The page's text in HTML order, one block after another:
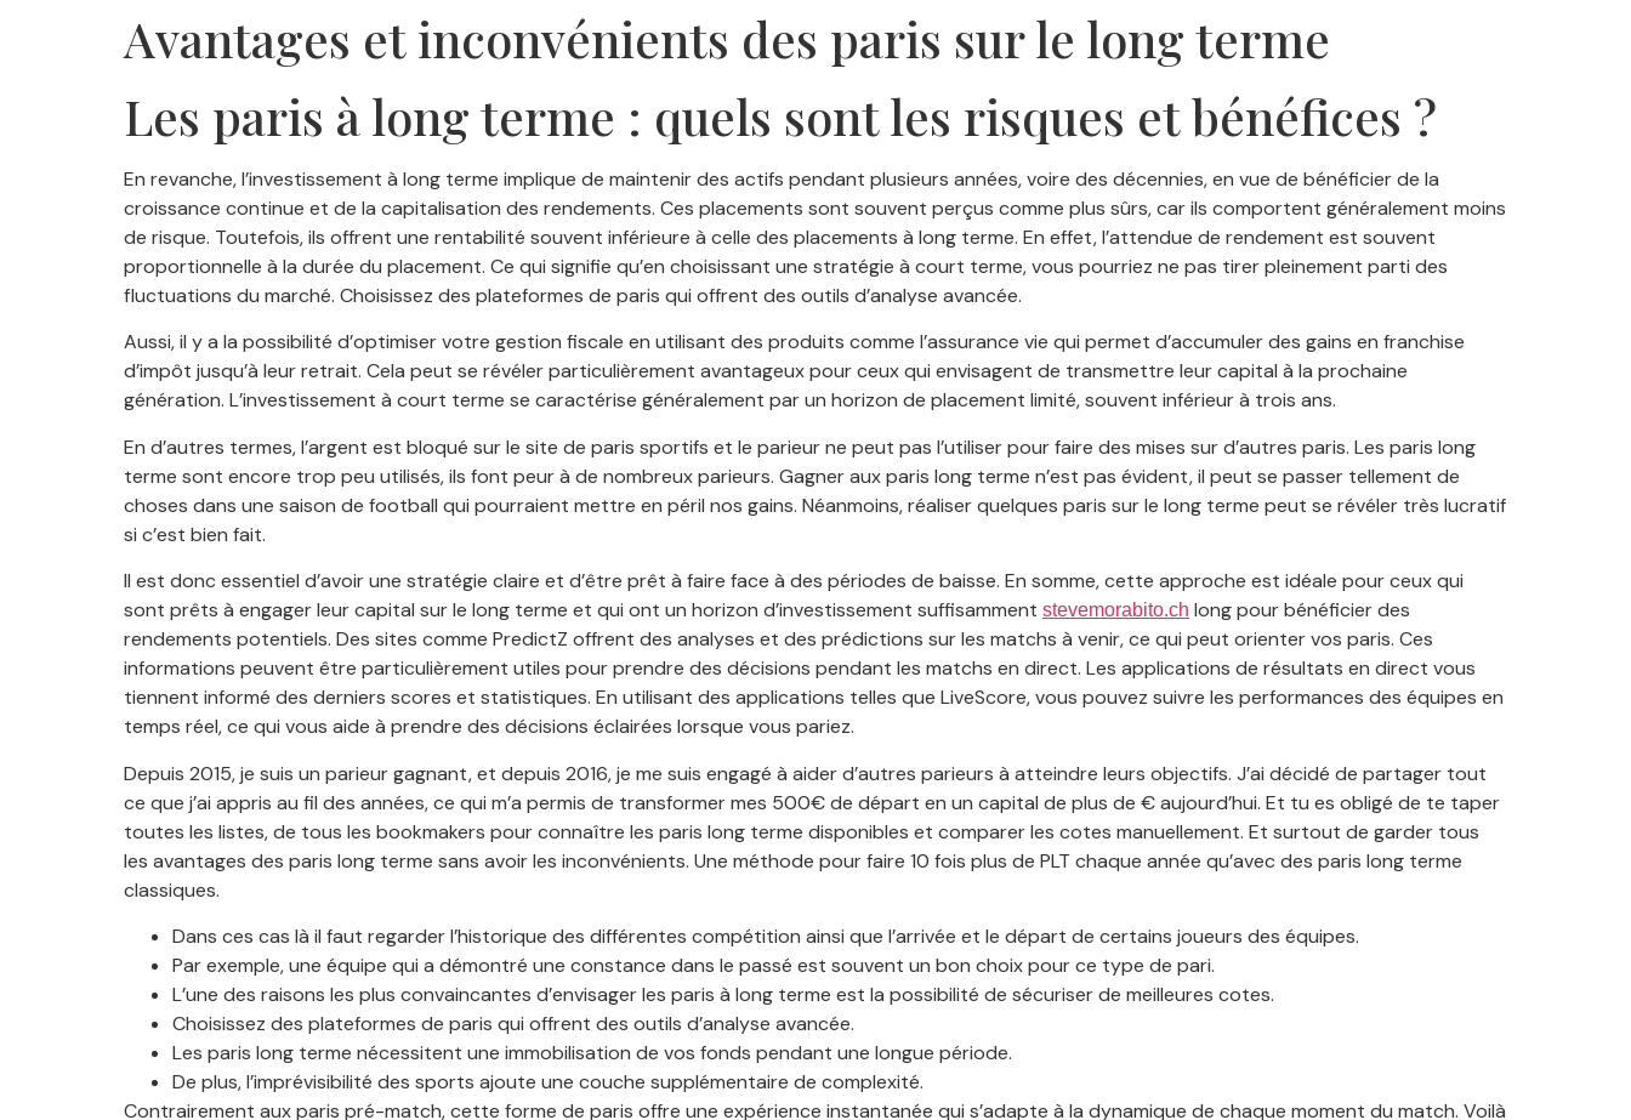
Avantages et inconvénients des paris sur le long terme
Les paris à long terme : quels sont les risques et bénéfices ?
En revanche, l’investissement à long terme implique de maintenir des actifs pendant plusieurs années, voire des décennies, en vue de bénéficier de la
croissance continue et de la capitalisation des rendements. Ces placements sont souvent perçus comme plus sûrs, car ils comportent généralement moins
de risque. Toutefois, ils offrent une rentabilité souvent inférieure à celle des placements à long terme. En effet, l’attendue de rendement est souvent
proportionnelle à la durée du placement. Ce qui signifie qu’en choisissant une stratégie à court terme, vous pourriez ne pas tirer pleinement parti des
fluctuations du marché. Choisissez des plateformes de paris qui offrent des outils d’analyse avancée.
Aussi, il y a la possibilité d’optimiser votre gestion fiscale en utilisant des produits comme l’assurance vie qui permet d’accumuler des gains en franchise
d’impôt jusqu’à leur retrait. Cela peut se révéler particulièrement avantageux pour ceux qui envisagent de transmettre leur capital à la prochaine
génération. L’investissement à court terme se caractérise généralement par un horizon de placement limité, souvent inférieur à trois ans.
En d’autres termes, l’argent est bloqué sur le site de paris sportifs et le parieur ne peut pas l’utiliser pour faire des mises sur d’autres paris. Les paris long
terme sont encore trop peu utilisés, ils font peur à de nombreux parieurs. Gagner aux paris long terme n’est pas évident, il peut se passer tellement de
choses dans une saison de football qui pourraient mettre en péril nos gains. Néanmoins, réaliser quelques paris sur le long terme peut se révéler très lucratif
si c’est bien fait.
Il est donc essentiel d’avoir une stratégie claire et d’être prêt à faire face à des périodes de baisse. En somme, cette approche est idéale pour ceux qui
sont prêts à engager leur capital sur le long terme et qui ont un horizon d’investissement suffisamment stevemorabito.ch long pour bénéficier des
rendements potentiels. Des sites comme PredictZ offrent des analyses et des prédictions sur les matchs à venir, ce qui peut orienter vos paris. Ces
informations peuvent être particulièrement utiles pour prendre des décisions pendant les matchs en direct. Les applications de résultats en direct vous
tiennent informé des derniers scores et statistiques. En utilisant des applications telles que LiveScore, vous pouvez suivre les performances des équipes en
temps réel, ce qui vous aide à prendre des décisions éclairées lorsque vous pariez.
Depuis 2015, je suis un parieur gagnant, et depuis 2016, je me suis engagé à aider d’autres parieurs à atteindre leurs objectifs. J’ai décidé de partager tout
ce que j’ai appris au fil des années, ce qui m’a permis de transformer mes 500€ de départ en un capital de plus de € aujourd’hui. Et tu es obligé de te taper
toutes les listes, de tous les bookmakers pour connaître les paris long terme disponibles et comparer les cotes manuellement. Et surtout de garder tous
les avantages des paris long terme sans avoir les inconvénients. Une méthode pour faire 10 fois plus de PLT chaque année qu’avec des paris long terme
classiques.
Dans ces cas là il faut regarder l’historique des différentes compétition ainsi que l’arrivée et le départ de certains joueurs des équipes.
Par exemple, une équipe qui a démontré une constance dans le passé est souvent un bon choix pour ce type de pari.
L’une des raisons les plus convaincantes d’envisager les paris à long terme est la possibilité de sécuriser de meilleures cotes.
Choisissez des plateformes de paris qui offrent des outils d’analyse avancée.
Les paris long terme nécessitent une immobilisation de vos fonds pendant une longue période.
De plus, l’imprévisibilité des sports ajoute une couche supplémentaire de complexité.
Contrairement aux paris pré-match, cette forme de paris offre une expérience instantanée qui s’adapte à la dynamique de chaque moment du match. Voilà